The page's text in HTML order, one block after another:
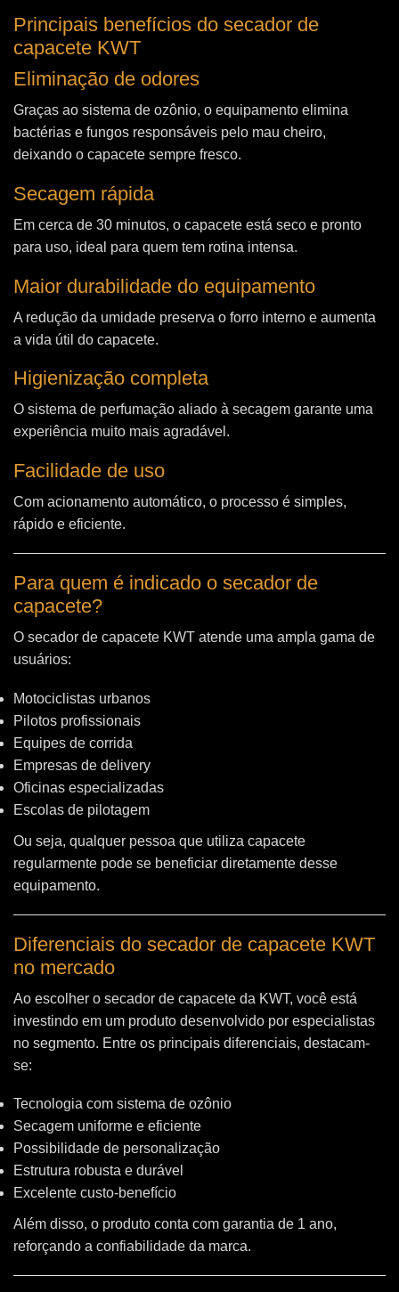
Principais benefícios do secador de
capacete KWT
Eliminação de odores
Graças ao sistema de ozônio, o equipamento elimina
bactérias e fungos responsáveis pelo mau cheiro,
deixando o capacete sempre fresco.
Secagem rápida
Em cerca de 30 minutos, o capacete está seco e pronto
para uso, ideal para quem tem rotina intensa.
Maior durabilidade do equipamento
A redução da umidade preserva o forro interno e aumenta
a vida útil do capacete.
Higienização completa
O sistema de perfumação aliado à secagem garante uma
experiência muito mais agradável.
Facilidade de uso
Com acionamento automático, o processo é simples,
rápido e eficiente.
Para quem é indicado o secador de
capacete?
O secador de capacete KWT atende uma ampla gama de
usuários:
Motociclistas urbanos
Pilotos profissionais
Equipes de corrida
Empresas de delivery
Oficinas especializadas
Escolas de pilotagem
Ou seja, qualquer pessoa que utiliza capacete
regularmente pode se beneficiar diretamente desse
equipamento.
Diferenciais do secador de capacete KWT
no mercado
Ao escolher o secador de capacete da KWT, você está
investindo em um produto desenvolvido por especialistas
no segmento. Entre os principais diferenciais, destacam-
se:
Tecnologia com sistema de ozônio
Secagem uniforme e eficiente
Possibilidade de personalização
Estrutura robusta e durável
Excelente custo-benefício
Além disso, o produto conta com garantia de 1 ano,
reforçando a confiabilidade da marca.